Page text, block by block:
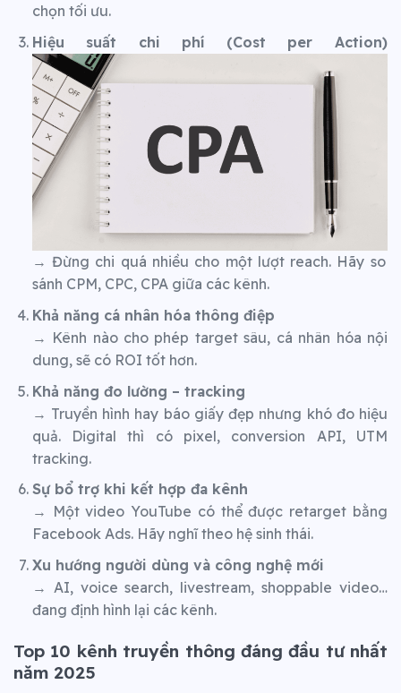
chọn tối ưu.
Hiệu suất chi phí (Cost per Action)
→ Đừng chi quá nhiều cho một lượt reach. Hãy so
sánh CPM, CPC, CPA giữa các kênh.
Khả năng cá nhân hóa thông điệp
→ Kênh nào cho phép target sâu, cá nhân hóa nội
dung, sẽ có ROI tốt hơn.
Khả năng đo lường – tracking
→ Truyền hình hay báo giấy đẹp nhưng khó đo hiệu
quả. Digital thì có pixel, conversion API, UTM
tracking.
Sự bổ trợ khi kết hợp đa kênh
→ Một video YouTube có thể được retarget bằng
Facebook Ads. Hãy nghĩ theo hệ sinh thái.
Xu hướng người dùng và công nghệ mới
→ AI, voice search, livestream, shoppable video…
đang định hình lại các kênh.
Top 10 kênh truyền thông đáng đầu tư nhất
năm 2025